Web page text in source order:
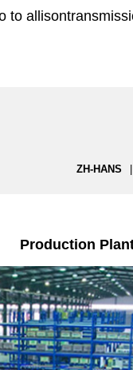
to
ZH-HANS
Production